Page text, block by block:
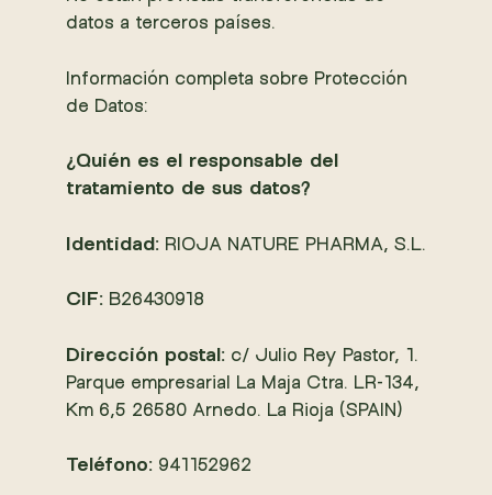
datos a terceros países.
Información completa sobre Protección
de Datos:
¿Quién es el responsable del
tratamiento de sus datos?
Identidad: RIOJA NATURE PHARMA, S.L.
CIF: B26430918
Dirección postal: c/ Julio Rey Pastor, 1.
Parque empresarial La Maja Ctra. LR-134,
Km 6,5 26580 Arnedo. La Rioja (SPAIN)
Teléfono: 941152962